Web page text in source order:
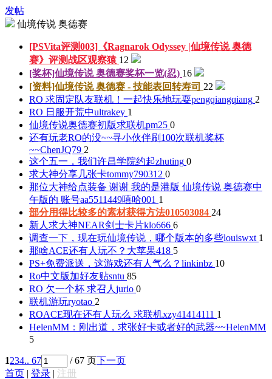
发帖
仙境传说 奥德赛
[PSVita评测003]《Ragnarok Odyssey |仙境传说 奥德
赛》评测战区观察猿 12
[奖杯]仙境传说 奥德赛奖杯一览(忍) 16
[资料]仙境传说 奥德赛 - 技能表回转寿司 22
RO 求固定队友联机！一起快乐地玩耍pengqiangqiang 2
RO 日服开荒中ultrakey 1
仙境传说奥德赛初版求联机pm25 0
还有玩老RO的没~~寻小伙伴刷100次联机奖杯
~~ChenJQ79 2
这个五一，我们许昌学院约起zhuting 0
求大神分享几张卡tommy790312 0
那位大神给点装备 谢谢 我的是港版 仙境传说 奥德赛中
午版的 账号aa5511449嘻哈001 1
部分用得比较多的素材获得方法010503084 24
新人求大神NEAR剑士卡片klo666 6
调查一下，现在玩仙境传说，哪个版本的多些louiswxt 1
那啥ACE还有人玩不？ 大苹果418 5
PS+免费派送，这游戏还有人气么？ linkinbz 10
Ro中文版加好友贴sntu 85
RO 欠一个杯 求召人 jurio 0
联机游玩ryotao 2
ROACE现在还有人玩么 求联机xzy41414111 1
HelenMM：刚出道，求张好卡或者好的武器~~HelenMM
5
1234.. 67 / 67 页下一页
首页 | 登录 | 注册